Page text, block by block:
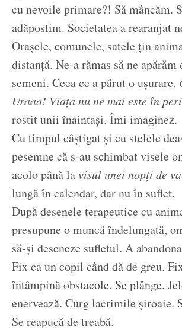
cu nevoile primare?! Să mâncăm.
adăpostim. Societatea a rearanjat
Orașele, comunele, satele țin
distanță. Ne-a rămas să ne apărăm
semeni. Ceea ce a părut o ușurare.
Uraaa! Viața nu ne mai este în
rostit unii înaintași. Îmi imaginez.
Cu timpul câștigat și cu stelele
pesemne că s-au schimbat visele
acolo până lavisul unei nopți de
lungă în calendar, dar nu în suflet.
După desenele terapeutice cu
presupune o muncă îndelungată,
să-și deseneze sufletul. A
Fix ca un copil când dă de greu.
întâmpină obstacole. Se plânge.
enervează. Curg lacrimile șiroaie.
Se reapucă de treabă.